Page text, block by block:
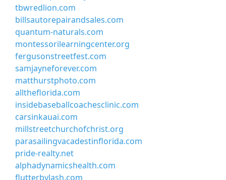
tbwredlion.com
billsautorepairandsales.com
quantum-naturals.com
montessorilearningcenter.org
fergusonstreetfest.com
samjayneforever.com
matthurstphoto.com
alltheflorida.com
insidebaseballcoachesclinic.com
carsinkauai.com
millstreetchurchofchrist.org
parasailingvacadestinflorida.com
pride-realty.net
alphadynamicshealth.com
flutterbylash.com